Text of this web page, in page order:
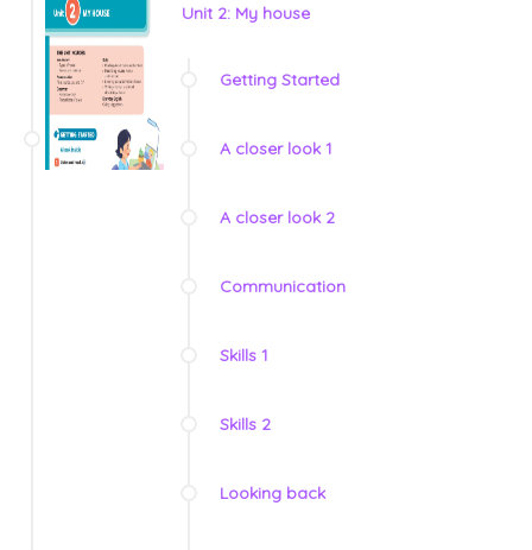
Unit 2: My house
Getting Started
A closer look 1
A closer look 2
Communication
Skills 1
Skills 2
Looking back